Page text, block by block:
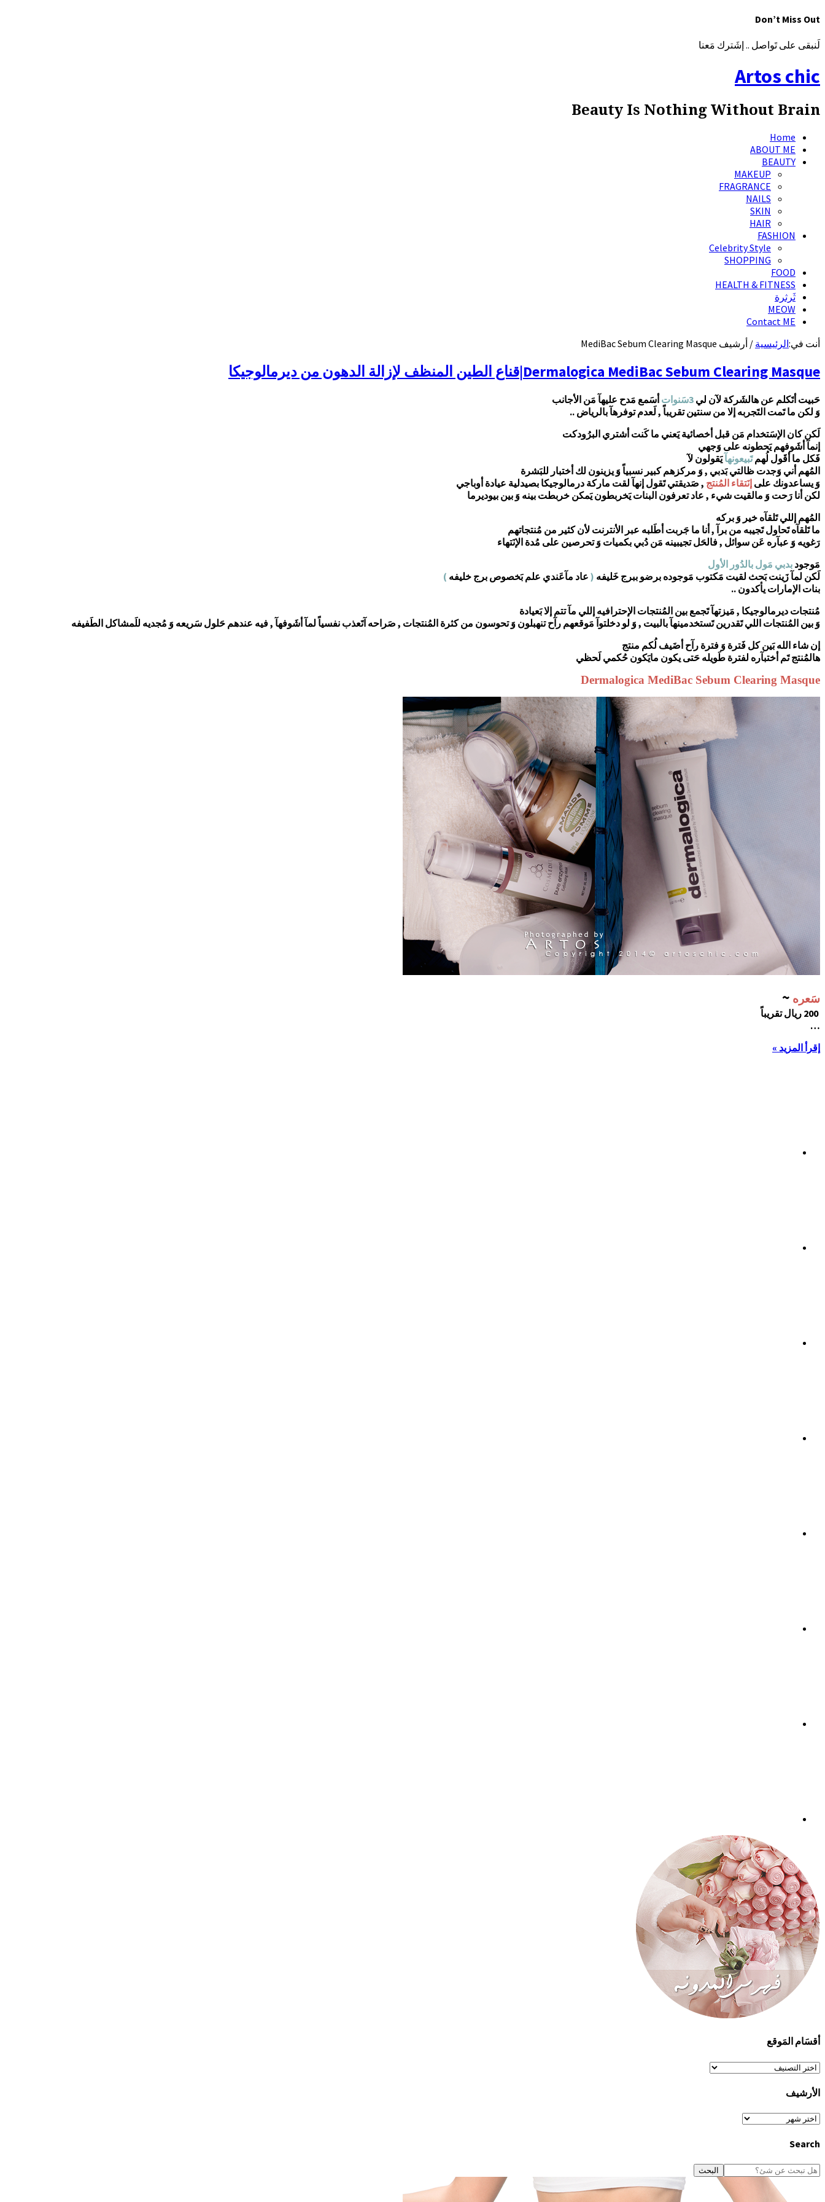
Don’t Miss Out
لَنبقى على تَواصل .. إشَترك مَعنا
Artos chic
Beauty Is Nothing Without Brain
Home
ABOUT ME
BEAUTY
MAKEUP
FRAGRANCE
NAILS
SKIN
HAIR
FASHION
Celebrity Style
SHOPPING
FOOD
HEALTH & FITNESS
ثَرثرة
MEOW
Contact ME
أنت في:الرئيسية / أرشيف MediBac Sebum Clearing Masque
Dermalogica MediBac Sebum Clearing Masque|قناع الطين المنظف لإزالة الدهون من ديرمالوجيكا
حَبيت أتَكلم عن هالشَركة لآن لي 3سَنوات
أسَمع مَدح عليهآ مَن الأجانب
وَ لكن ما تَمت التَجربه إلا من سنتين تقريباً , لَعدم توفرهآ بالرياض ..
لَكن كان الإسَتخدام مَن قبل أخصائية يَعني ما كَنت أشتري البرُودكت
إنمآ أشَوفهم يَحطونه على وَجهي
فَكل ما أقَول لُهمتَبيعونهآيَقولون لآ
المُهم أني وَجدت ظالتي بَدبي , وَ مركزهم كبير نسبياً وَ يزينون لك أختبار للبَشرة
وَ يساعدونك على إنَتقاء المُنتج , صَديقتي تَقول إنهآ لقت ماركة درمالوجيكا بصيدلية عيادة أوباجي
لكن أنا رَحت وَ مالقيت شيء , عاد تعرفون البنات يَخربطون يَمكن خربطت بينه وَ بين بيوديرما
المُهم إللي تَلقآه خير وَ بركه
ما تَلقآه تَحاول تَجيبه من برآ , أنا ما جَربت أطَلبه عبر الأنترنت لأن كثير من مُنتجاتهم
رَغويه وَ عبآره عَن سوائل , فالحَل تجيبينه مَن دُبي بكميات وَ تحرصين على مُدة الإنَتهاء
مَوجود بدبي مَول بالدُور الأول
لَكن لمآ زَينت بَحث لقيت مَكتوب مَوجوده برضو ببرج خَليفه ( عاد مآعَندي علم بَخصوص برج خليفه )
بنات الإمارات يأكدون ..
مُنتجات ديرمالوجيكا , مَيزتهآ تَجمع بين المُنتجات الإحترافيه إللي مآ تتم إلا بَعيادة
وَ بين المُنتجات اللي تَقدرين تَستخدمينهآ بالبيت , وَ لو دخلتوآ مَوقعهم رآح تنهبلون وَ تحوسون من كثرة المُنتجات , صَراحه آتَعذب نفسياً لمآ أشَوفهآ , فيه عندهم حَلول سَريعه وَ مُجديه للَمشاكل الطَفيفه
إن شاء الله بَين كل فَترة وَ فترة رآح أضَيف لُكم منتج
هالمُنتج تَم أختبآره لفترة طَويله حَتى يكون مايَكون حُكمي لَحظي
Dermalogica MediBac Sebum Clearing Masque
سَعره ~
200 ريال تقريباً
…
إقرأ المزيد »
أقسَام المَوقع
أقسَام
الأرشيف
الأرشيف
Search